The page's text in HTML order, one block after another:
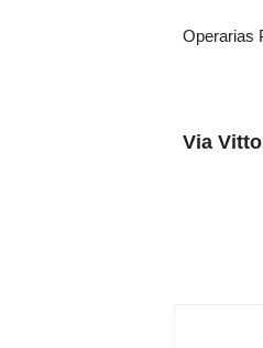
Operarias
Via